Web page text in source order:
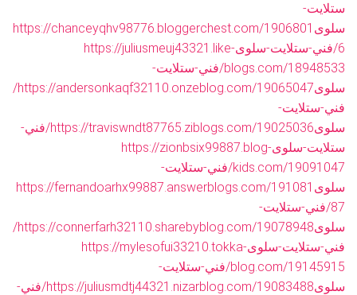
ستلايت-
سلوى https://chanceyqhv98776.bloggerchest.com/1906801
6/فني-ستلايت-سلوى
https://juliusmeuj43321.like-
blogs.com/18948533/فني-ستلايت-
سلوى
https://andersonkaqf32110.onzeblog.com/19065047/
فني-ستلايت-
سلوى
https://traviswndt87765.ziblogs.com/19025036/فني-
ستلايت-سلوىhttps://zionbsix99887.blog-
kids.com/19091047/فني-ستلايت-
سلوى https://fernandoarhx99887.answerblogs.com/191081
87/فني-ستلايت-
سلوى
https://connerfarh32110.sharebyblog.com/19078948/
فني-ستلايت-سلوىhttps://mylesofui33210.tokka-
blog.com/19145915/فني-ستلايت-
سلوى
https://juliusmdtj44321.nizarblog.com/19083488/فني-